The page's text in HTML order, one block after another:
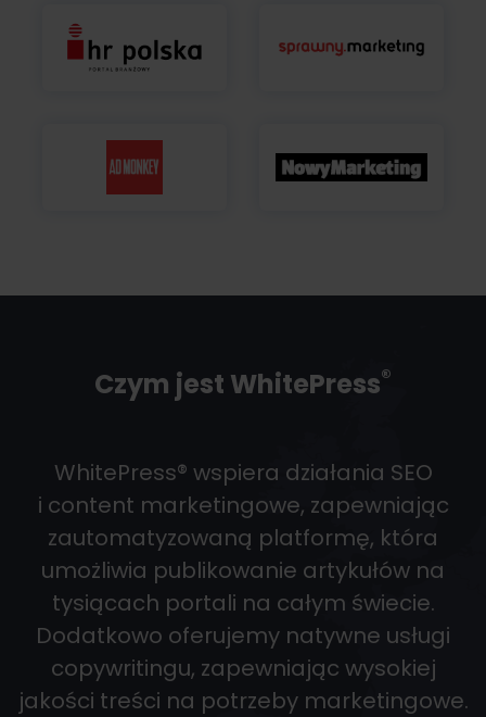
Czym jest WhitePress®
WhitePress® wspiera działania SEO
i content marketingowe, zapewniając
zautomatyzowaną platformę, która
umożliwia publikowanie artykułów na
tysiącach portali na całym świecie.
Dodatkowo oferujemy natywne usługi
copywritingu, zapewniając wysokiej
jakości treści na potrzeby marketingowe.